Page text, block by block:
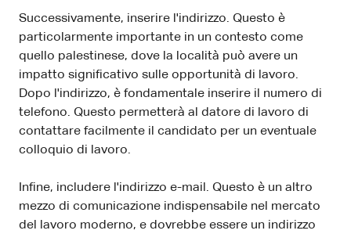
Successivamente, inserire l'indirizzo. Questo è
particolarmente importante in un contesto come
quello palestinese, dove la località può avere un
impatto significativo sulle opportunità di lavoro.
Dopo l'indirizzo, è fondamentale inserire il numero di
telefono. Questo permetterà al datore di lavoro di
contattare facilmente il candidato per un eventuale
colloquio di lavoro.
Infine, includere l'indirizzo e-mail. Questo è un altro
mezzo di comunicazione indispensabile nel mercato
del lavoro moderno, e dovrebbe essere un indirizzo